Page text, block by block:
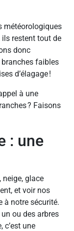
météorologiques
restent tout de
donc
faibles
d’élagage !
à une
? Faisons
: une
neige, glace
et voir nos
à notre sécurité.
ou des arbres
c’est une